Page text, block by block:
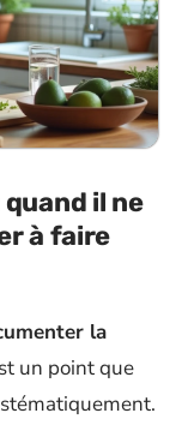
il ne
à faire
la
un point que